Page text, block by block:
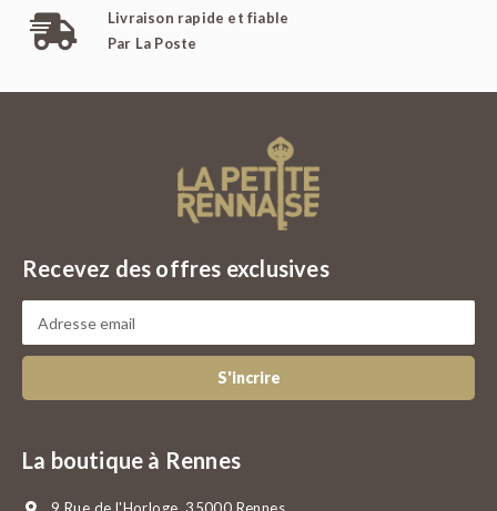
Livraison rapide et fiable
Par La Poste
Recevez des offres exclusives
S'incrire
La boutique à Rennes